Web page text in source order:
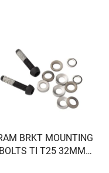
BRKT MOUNTING
BOLTS TI T25 32MM